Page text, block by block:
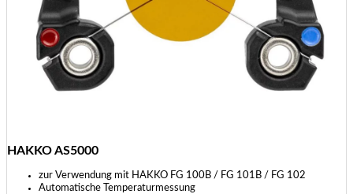
HAKKO AS5000
zur Verwendung mit HAKKO FG 100B / FG 101B / FG 102
Automatische Temperaturmessung